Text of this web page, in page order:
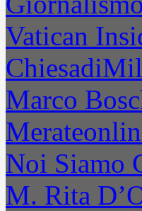
Vatican
Marco
Noi Siamo
M. Rita